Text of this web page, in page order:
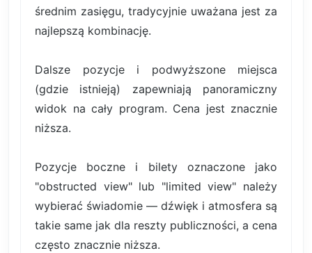
średnim zasięgu, tradycyjnie uważana jest za
najlepszą kombinację.
Dalsze pozycje i podwyższone miejsca
(gdzie istnieją) zapewniają panoramiczny
widok na cały program. Cena jest znacznie
niższa.
Pozycje boczne i bilety oznaczone jako
"obstructed view" lub "limited view" należy
wybierać świadomie — dźwięk i atmosfera są
takie same jak dla reszty publiczności, a cena
często znacznie niższa.